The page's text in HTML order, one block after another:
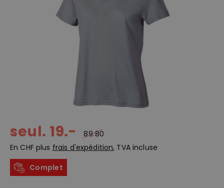
seul. 19.-
89.80
En CHF plus frais d'expédition, TVA incluse
Complet